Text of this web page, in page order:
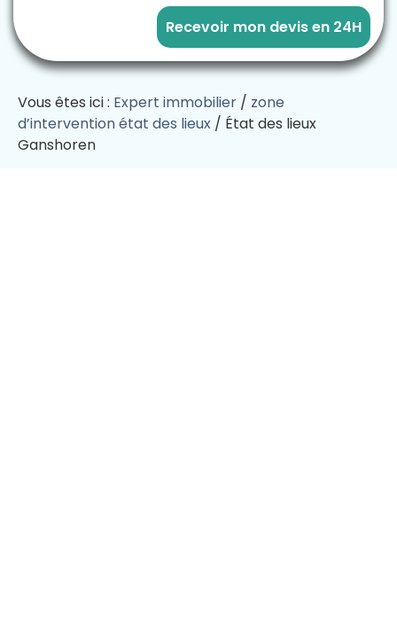
Recevoir mon devis en 24H
Vous êtes ici : Expert immobilier / zone
d’intervention état des lieux / État des lieux
Ganshoren